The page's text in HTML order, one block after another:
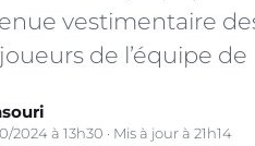
vestimentaire
de l’équipe
2024 à 13h30 · Mis à jour à 21h14